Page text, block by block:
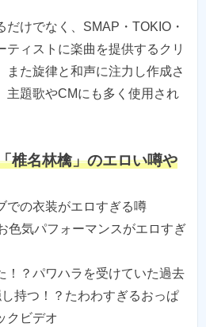
けでなく、SMAP・TOKIO・
ティストに楽曲を提供するクリ
また旋律と和声に注力し作成さ
主題歌やCMにも多く使用され
椎名林檎」のエロい噂や
での衣装がエロすぎる噂
色気パフォーマンスがエロすぎ
！？パワハラを受けていた過去
持つ！？たわわすぎるおっぱ
クビデオ